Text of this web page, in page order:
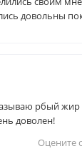
довольны
рбый жир
доволен!
Оцените